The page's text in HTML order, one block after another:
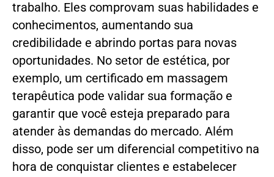
trabalho. Eles comprovam suas habilidades e
conhecimentos, aumentando sua
credibilidade e abrindo portas para novas
oportunidades. No setor de estética, por
exemplo, um certificado em massagem
terapêutica pode validar sua formação e
garantir que você esteja preparado para
atender às demandas do mercado. Além
disso, pode ser um diferencial competitivo na
hora de conquistar clientes e estabelecer